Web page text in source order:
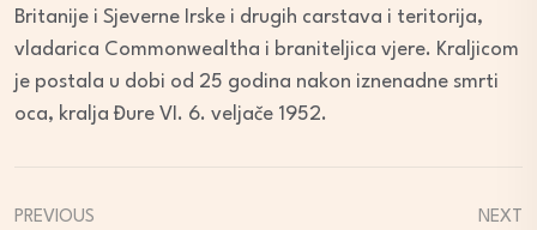
Britanije i Sjeverne Irske i drugih carstava i teritorija,
vladarica Commonwealtha i braniteljica vjere. Kraljicom
je postala u dobi od 25 godina nakon iznenadne smrti
oca, kralja Đure VI. 6. veljače 1952.
PREVIOUS
NEXT